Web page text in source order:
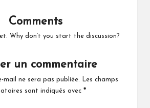
Comments
Why don’t you start the discussion?
un commentaire
mail ne sera pas publiée.
Les champs
sont indiqués avec *